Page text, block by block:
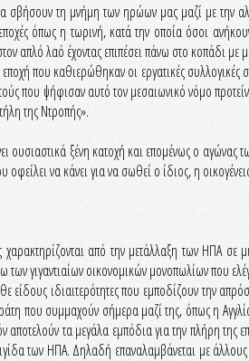
σβήσουν τη μνήμη των ηρώων μας μαζί με την
όπως η τωρινή, κατά την οποία όσοι
απλό λαό έχοντας επιπέσει πάνω στο κοπάδι
που καθιερώθηκαν οι εργατικές
που ψήφισαν αυτό τον μεσαιωνικό νόμο
της Ντροπής».
ξένη κατοχή και επομένως ο αγώνας
να κάνει για να σωθεί ο ίδιος, η
χαρακτηρίζονται από την μετάλλαξη των ΗΠΑ
γιγαντιαίων οικονομικών μονοπωλίων που
ιδιαιτερότητες που εμποδίζουν την
που συμμαχούν σήμερα μαζί της, όπως η
αποτελούν τα μεγάλα εμπόδια για την πλήρη
των ΗΠΑ. Δηλαδή επαναλαμβάνεται με